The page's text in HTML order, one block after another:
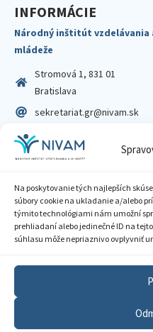
Na poskytovanie tých najlepších
súbory cookie na ukladanie a/alebo
týmito technológiami nám umožní
prehliadaní alebo jedinečné ID na
súhlasu môže nepriaznivo ovplyvniť
INFORMÁCIE
Národný inštitút vzdelávania
mládeže
Stromová 1, 831 01
Bratislava
sekretariat.gr@nivam.sk
IČO: 00164348
DIČ: 2020798714
Zásady